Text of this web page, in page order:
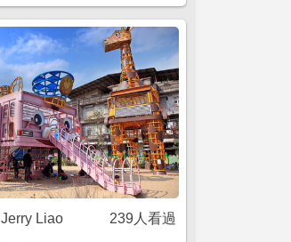
Jerry Liao 239人看過